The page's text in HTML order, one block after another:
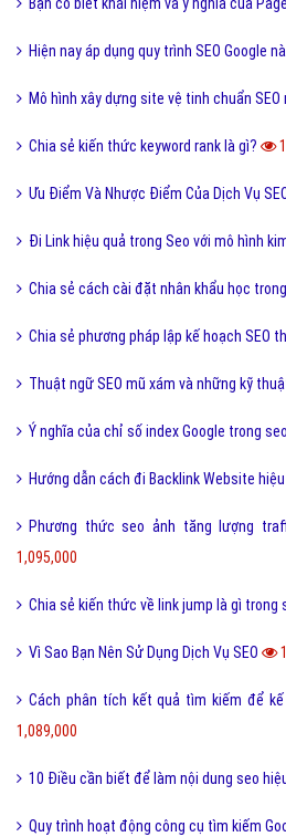
Hiện nay áp dụng quy trình SEO Google
Mô hình xây dựng site vệ tinh chuẩn SEO
Chia sẻ kiến thức keyword rank là gì?
Ưu Điểm Và Nhược Điểm Của Dịch Vụ
Đi Link hiệu quả trong Seo với mô hình
Chia sẻ cách cài đặt nhân khẩu học
Chia sẻ phương pháp lập kế hoạch SEO
Thuật ngữ SEO mũ xám và những kỹ
Ý nghĩa của chỉ số index Google trong
Hướng dẫn cách đi Backlink Website hiệu
Phương thức seo ảnh tăng lượng
1,095,000
Chia sẻ kiến thức về link jump là gì trong
Vì Sao Bạn Nên Sử Dụng Dịch Vụ SEO
Cách phân tích kết quả tìm kiếm để
1,089,000
10 Điều cần biết để làm nội dung seo
Quy trình hoạt động công cụ tìm kiếm